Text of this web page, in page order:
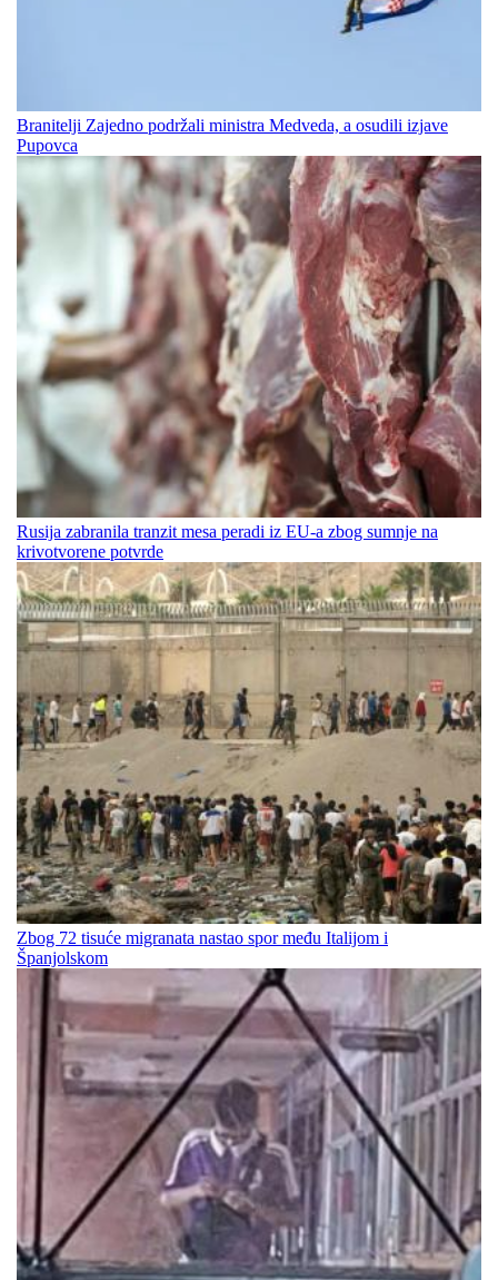
Branitelji Zajedno podržali ministra Medveda, a osudili izjave
Pupovca
Rusija zabranila tranzit mesa peradi iz EU-a zbog sumnje na
krivotvorene potvrde
Zbog 72 tisuće migranata nastao spor među Italijom i
Španjolskom